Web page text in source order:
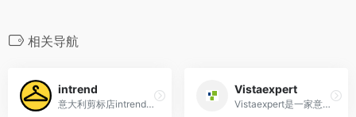
相关导航
intrend
意大利剪标店intrend官网网址海淘购物-黄衣架maxmara剪标店网站地址maxmara剪标店就是maxmara独家奥特莱斯，基本可以理解成把领标减掉，然后贴上副牌DiffusioneTessile，剪标店的存在就是把库存货卖出去，同时又...
Vistaexpert
Vistaexpert是一家意大利眼镜零售商，提供高品质眼镜产品、眼镜配件和专业眼镜服务，满足客户的时尚和视觉需求。